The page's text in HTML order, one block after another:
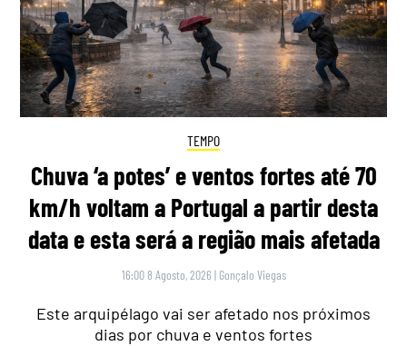
TEMPO
Chuva ‘a potes’ e ventos fortes até 70
km/h voltam a Portugal a partir desta
data e esta será a região mais afetada
16:00 8 Agosto, 2026 | Gonçalo Viegas
Este arquipélago vai ser afetado nos próximos
dias por chuva e ventos fortes